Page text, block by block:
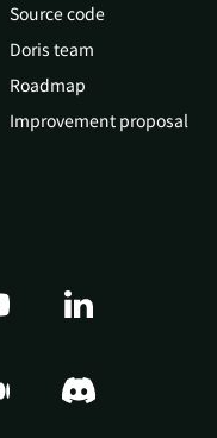
Source code
Doris team
Roadmap
Improvement proposal